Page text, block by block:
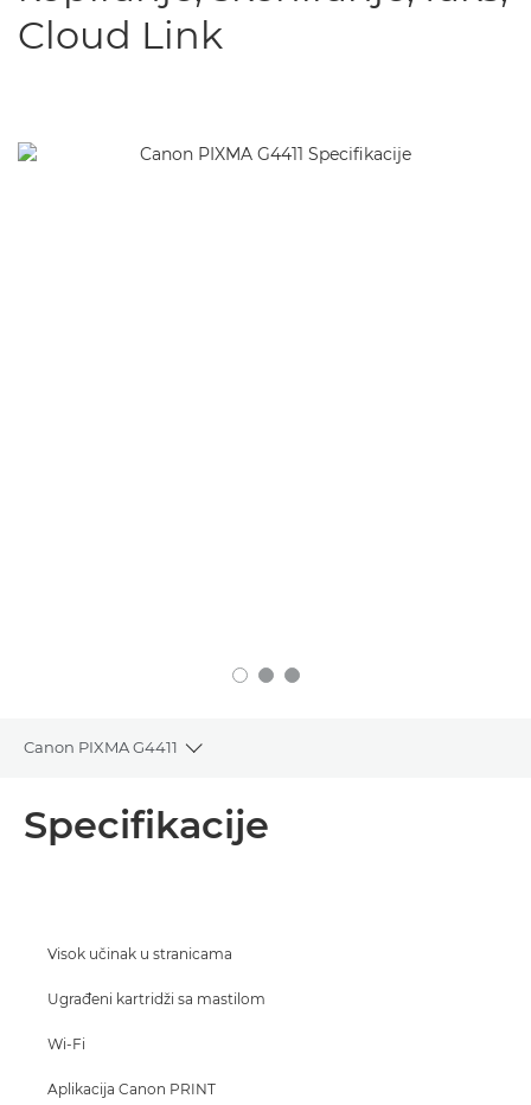
Cloud Link
Canon PIXMA G4411
Toggle breadcrumbs
Specifikacije
Visok učinak u stranicama
Ugrađeni kartridži sa mastilom
Wi-Fi
Aplikacija Canon PRINT